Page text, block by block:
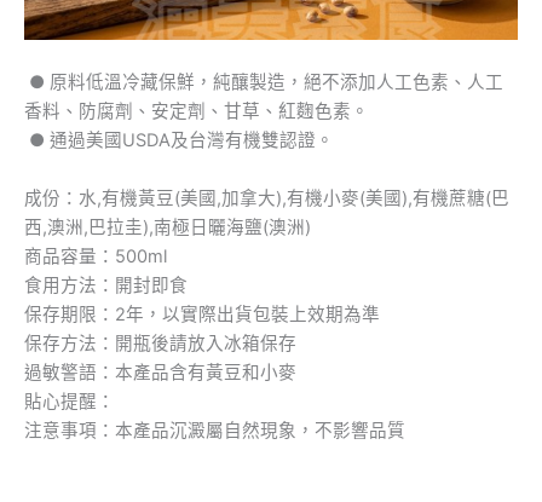
​ ● 原料低溫冷藏保鮮，純釀製造，絕不添加人工色素、人工
香料、防腐劑、安定劑、甘草、紅麴色素。
​ ● 通過美國USDA及台灣有機雙認證。
成份：水,有機黃豆(美國,加拿大),有機小麥(美國),有機蔗糖(巴
西,澳洲,巴拉圭),南極日曬海鹽(澳洲)
商品容量：500ml
食用方法：開封即食
保存期限：2年，以實際出貨包裝上效期為準
保存方法：開瓶後請放入冰箱保存
過敏警語：本產品含有黃豆和小麥
貼心提醒：
注意事項：本產品沉澱屬自然現象，不影響品質